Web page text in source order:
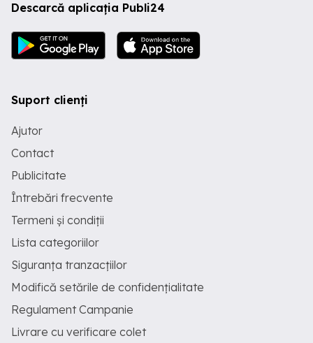
Descarcă aplicația Publi24
Suport clienți
Ajutor
Contact
Publicitate
Întrebări frecvente
Termeni și condiții
Lista categoriilor
Siguranța tranzacțiilor
Modifică setările de confidențialitate
Regulament Campanie
Livrare cu verificare colet